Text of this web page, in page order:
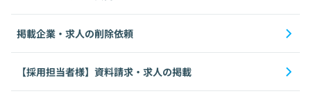
掲載企業・求人の削除依頼
【採用担当者様】資料請求・求人の掲載